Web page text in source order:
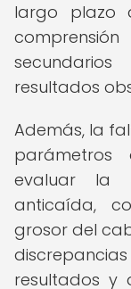
largo plazo
resultados
Además, la
evaluar la
anticaída,
grosor del
resultados y